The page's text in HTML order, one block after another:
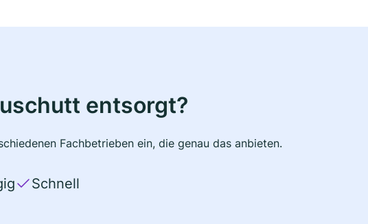
entsorgt?
Fachbetrieben ein, die genau das anbieten.
Schnell